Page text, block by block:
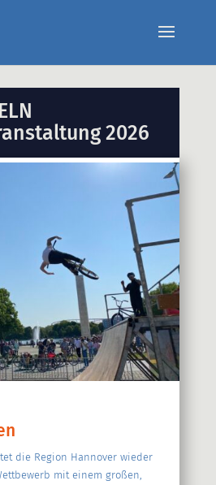
2026
die Region Hannover wieder
mit einem großen,